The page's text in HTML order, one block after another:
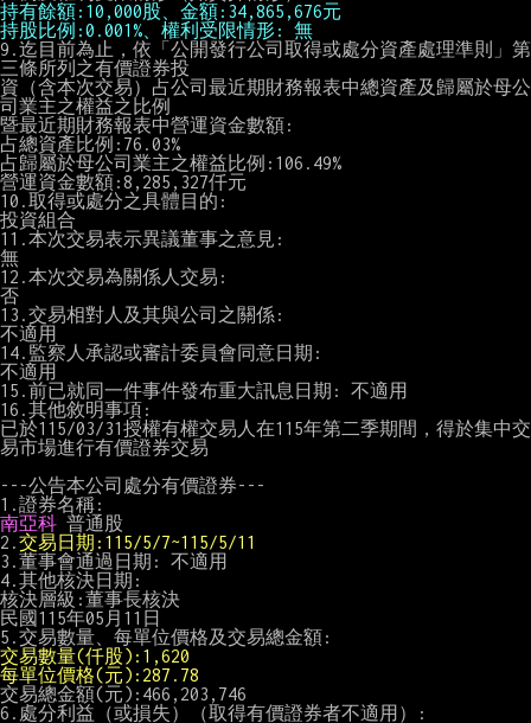
持有餘額:10,000股、金額:34,865,676元
持股比例:0.001%、權利受限情形: 無
9.迄目前為止，依「公開發行公司取得或處分資產處理準則」第
三條所列之有價證券投
資（含本次交易）占公司最近期財務報表中總資產及歸屬於母公
司業主之權益之比例
暨最近期財務報表中營運資金數額:
占總資產比例:76.03%
占歸屬於母公司業主之權益比例:106.49%
營運資金數額:8,285,327仟元
10.取得或處分之具體目的:
投資組合
11.本次交易表示異議董事之意見:
無
12.本次交易為關係人交易:
否
13.交易相對人及其與公司之關係:
不適用
14.監察人承認或審計委員會同意日期:
不適用
15.前已就同一件事件發布重大訊息日期: 不適用
16.其他敘明事項:
已於115/03/31授權有權交易人在115年第二季期間，得於集中交
易市場進行有價證券交易
---公告本公司處分有價證券---
南亞科 普通股
2.交易日期:115/5/7~115/5/11
3.董事會通過日期: 不適用
4.其他核決日期:
核決層級:董事長核決
民國115年05月11日
交易數量(仟股):1,620
每單位價格(元):287.78
交易總金額(元):466,203,746